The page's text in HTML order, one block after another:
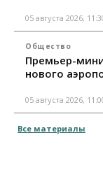
05 августа 2026,
Общество
Премьер-
нового
05 августа 2026,
Все материалы